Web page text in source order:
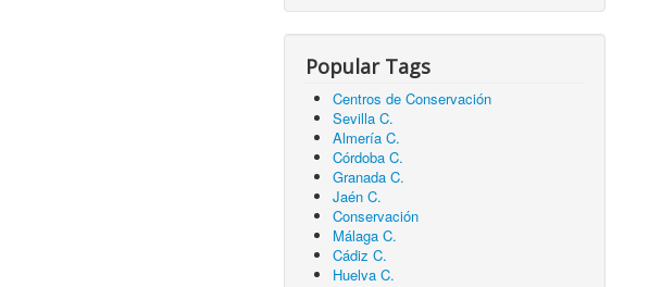
Popular Tags
Centros de Conservación
Sevilla C.
Almería C.
Córdoba C.
Granada C.
Jaén C.
Conservación
Málaga C.
Cádiz C.
Huelva C.